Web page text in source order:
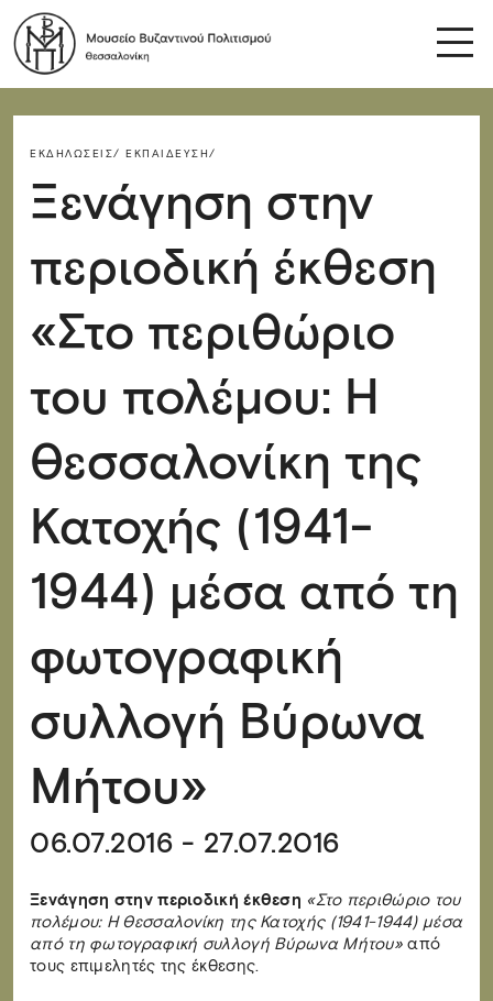
ΕΚΔΗΛΏΣΕΙΣ/ ΕΚΠΑΊΔΕΥΣΗ/
Ξενάγηση στην
περιοδική έκθεση
«Στο περιθώριο
του πολέμου: Η
Θεσσαλονίκη της
Κατοχής (1941-
1944) μέσα από τη
φωτογραφική
συλλογή Βύρωνα
Μήτου»
06.07.2016 - 27.07.2016
Ξενάγηση στην περιοδική έκθεση «Στο περιθώριο του
πολέμου: Η Θεσσαλονίκη της Κατοχής (1941-1944) μέσα
από τη φωτογραφική συλλογή Βύρωνα Μήτου»από
τους επιμελητές της έκθεσης.